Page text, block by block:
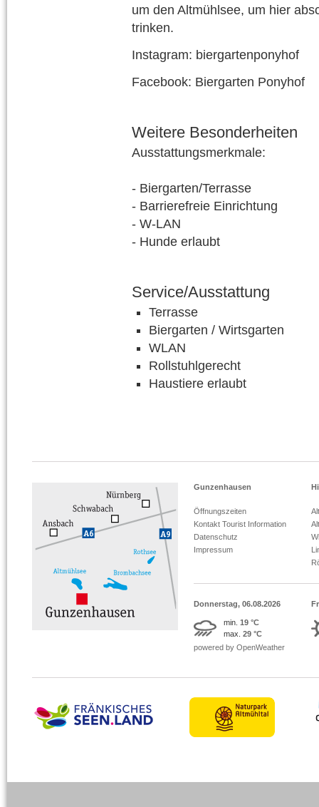
um den Altmühlsee, um hier
trinken.
Instagram: biergartenponyhof
Facebook: Biergarten Ponyhof
Weitere Besonderheiten
Ausstattungsmerkmale:
- Biergarten/Terrasse
- Barrierefreie Einrichtung
- W-LAN
- Hunde erlaubt
Service/Ausstattung
Terrasse
Biergarten / Wirtsgarten
WLAN
Rollstuhlgerecht
Haustiere erlaubt
Gunzenhausen
Öffnungszeiten
Kontakt Tourist Information
Datenschutz
Impressum
Donnerstag, 06.08.2026
min. 19 °C
max. 29 °C
powered by OpenWeather